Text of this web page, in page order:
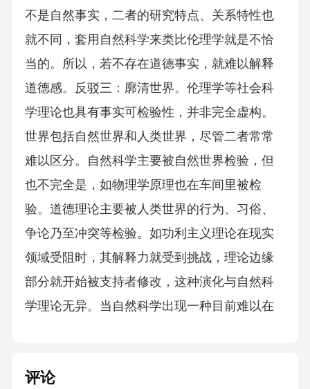
不是自然事实，二者的研究特点、关系特性也
就不同，套用自然科学来类比伦理学就是不恰
当的。所以，若不存在道德事实，就难以解释
道德感。反驳三：廓清世界。伦理学等社会科
学理论也具有事实可检验性，并非完全虚构。
世界包括自然世界和人类世界，尽管二者常常
难以区分。自然科学主要被自然世界检验，但
也不完全是，如物理学原理也在车间里被检
验。道德理论主要被人类世界的行为、习俗、
争论乃至冲突等检验。如功利主义理论在现实
领域受阻时，其解释力就受到挑战，理论边缘
部分就开始被支持者修改，这种演化与自然科
学理论无异。当自然科学出现一种目前难以在
这一目前难以在世界中检验的伦理自然主义观
评论